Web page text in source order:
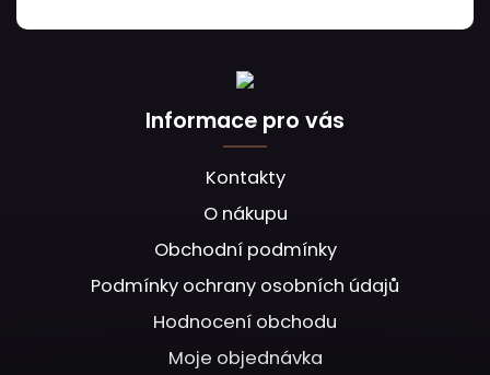
Informace pro vás
Kontakty
O nákupu
Obchodní podmínky
Podmínky ochrany osobních údajů
Hodnocení obchodu
Moje objednávka